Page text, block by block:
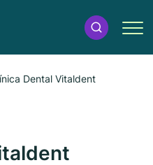
Dental Vitaldent